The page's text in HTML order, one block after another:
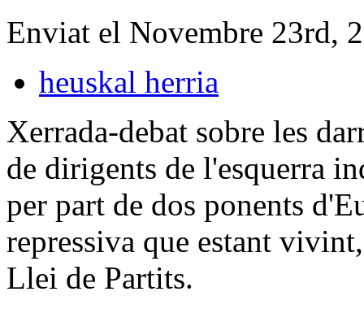
Enviat el Novembre 23rd,
heuskal herria
Xerrada-debat sobre les
de dirigents de l'esquerra
per part de dos ponents
repressiva que estant
Llei de Partits.